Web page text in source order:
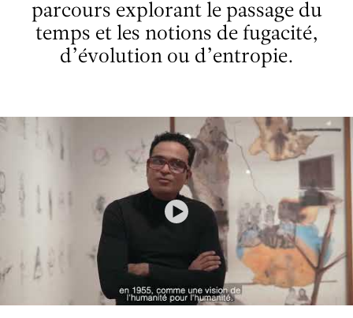
parcours explorant le passage du
temps et les notions de fugacité,
d’évolution ou d’entropie.